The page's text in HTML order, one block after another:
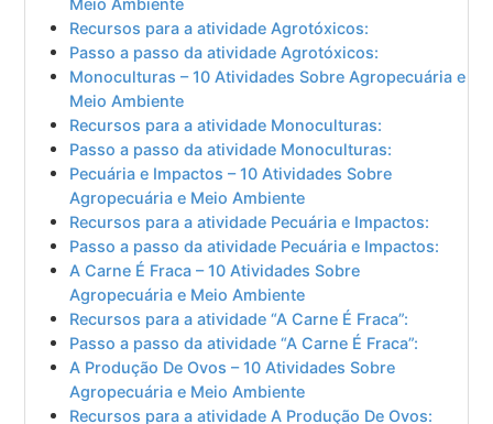
Meio Ambiente
Recursos para a atividade Agrotóxicos:
Passo a passo da atividade Agrotóxicos:
Monoculturas – 10 Atividades Sobre Agropecuária e
Meio Ambiente
Recursos para a atividade Monoculturas:
Passo a passo da atividade Monoculturas:
Pecuária e Impactos – 10 Atividades Sobre
Agropecuária e Meio Ambiente
Recursos para a atividade Pecuária e Impactos:
Passo a passo da atividade Pecuária e Impactos:
A Carne É Fraca – 10 Atividades Sobre
Agropecuária e Meio Ambiente
Recursos para a atividade “A Carne É Fraca”:
Passo a passo da atividade “A Carne É Fraca”:
A Produção De Ovos – 10 Atividades Sobre
Agropecuária e Meio Ambiente
Recursos para a atividade A Produção De Ovos: